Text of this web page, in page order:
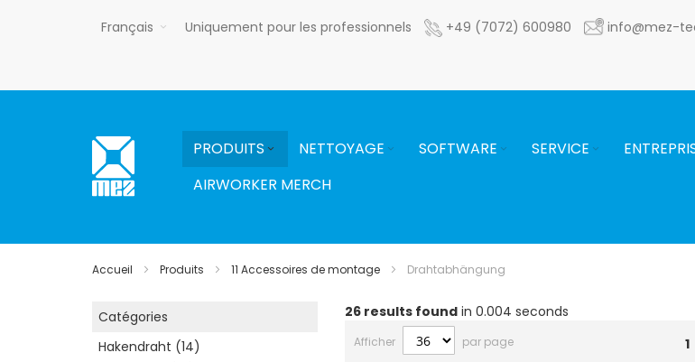
Allez
Français Uniquement pour les professionnels +49 (7072) 600980 info@mez-
PRODUITS NETTOYAGE SOFTWARE SERVICE
AIRWORKER MERCH
Accueil Produits 11 Accessoires de montage Drahtabhängung
Catégories
Hakendraht 14
26 results found in 0.004 seconds
Afficher par page 1